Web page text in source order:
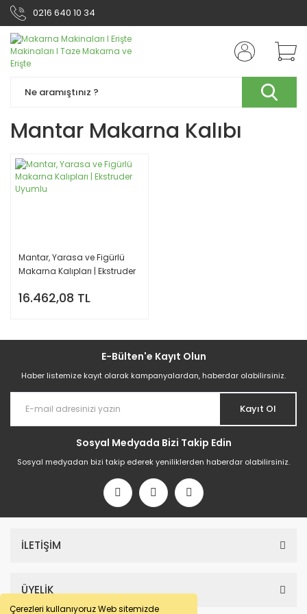
Çerezleri kullanıyoruz Web sitemizde
0216 640 10 34
Mantar Makarna Kalıbı
Mantar, Yarasa ve Figürlü
Makarna Kalıpları | Ekstruder
16.462,08 TL
E-Bülten'e Kayıt Olun
Haber listemize kayıt olarak kampanyalardan, haberdar olabilirsiniz.
Kayıt Ol
Sosyal Medyada Bizi Takip Edin
Sosyal medyadan bizi takip ederek yeniliklerden haberdar olabilirsiniz.
İLETİŞİM
ÜYELİK